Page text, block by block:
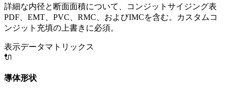
詳細な内径と断面面積について、コンジットサイジング表
PDF、EMT、PVC、RMC、およびIMCを含む。カスタムコ
ンジット充填の上書きに必須。
表示データマトリックス
🔌
導体形状